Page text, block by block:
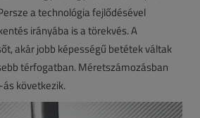
a technológia fejlődésével
irányába is a törekvés. A
akár jobb képességű betétek váltak
térfogatban. Méretszámozásban
következik.